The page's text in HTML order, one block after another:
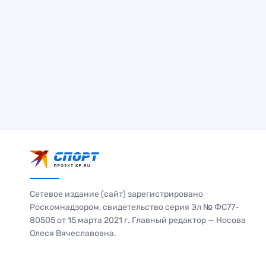
Сетевое издание (сайт) зарегистрировано
Роскомнадзором, свидетельство серия Эл № ФС77-
80505 от 15 марта 2021 г. Главный редактор — Носова
Олеся Вячеславовна.